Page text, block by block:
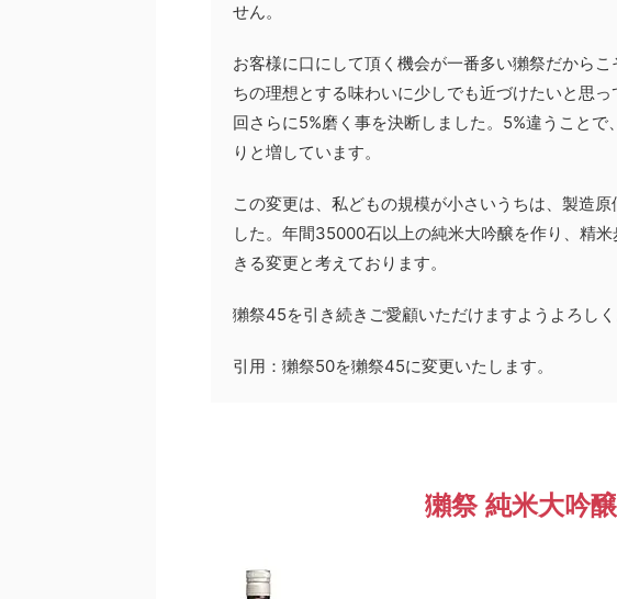
せん。
お客様に口にして頂く機会が一番多い獺祭だから
ちの理想とする味わいに少しでも近づけたいと思
回さらに5%磨く事を決断しました。5%違うこと
りと増しています。
この変更は、私どもの規模が小さいうちは、製造
した。年間35000石以上の純米大吟醸を作り、精
きる変更と考えております。
獺祭45を引き続きご愛顧いただけますようよろしく
引用：獺祭50を獺祭45に変更いたします。
獺祭 純米大吟